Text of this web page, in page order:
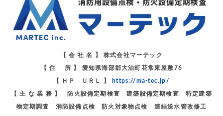
【 会 社 名 】 株式会社マーテック
【 住 所 】 愛知県海部郡大治町花常東屋敷76
【 ＨＰ ＵＲＬ 】 https://ma-tec.jp/
【 主 な 業 務 】 防火設備定期検査 建築設備定期検査 特定建築
物定期調査 消防設備点検 防火対象物点検 連結送水管改修工